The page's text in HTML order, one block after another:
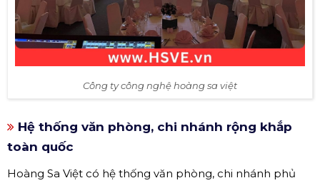
Công ty công nghệ hoàng sa việt
Hệ thống văn phòng, chi nhánh rộng khắp
toàn quốc
Hoàng Sa Việt có hệ thống văn phòng, chi nhánh phủ